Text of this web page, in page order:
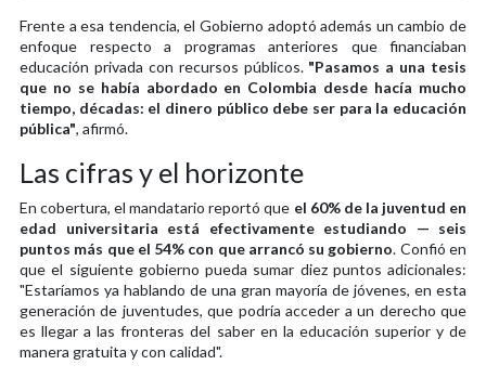
Frente a esa tendencia, el Gobierno adoptó además un cambio de
enfoque respecto a programas anteriores que financiaban
educación privada con recursos públicos. "Pasamos a una tesis
que no se había abordado en Colombia desde hacía mucho
tiempo, décadas: el dinero público debe ser para la educación
pública", afirmó.
Las cifras y el horizonte
En cobertura, el mandatario reportó que el 60% de la juventud en
edad universitaria está efectivamente estudiando — seis
puntos más que el 54% con que arrancó su gobierno. Confió en
que el siguiente gobierno pueda sumar diez puntos adicionales:
"Estaríamos ya hablando de una gran mayoría de jóvenes, en esta
generación de juventudes, que podría acceder a un derecho que
es llegar a las fronteras del saber en la educación superior y de
manera gratuita y con calidad".